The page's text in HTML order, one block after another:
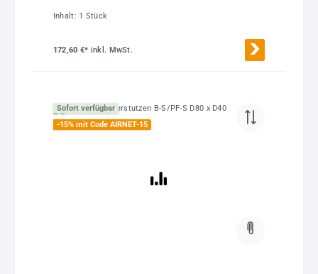
Inhalt: 1 Stück
172,60 €* inkl. MwSt.
Sofort verfügbar
-15% mit Code AIRNET-15